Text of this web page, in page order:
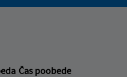
Čas poobede